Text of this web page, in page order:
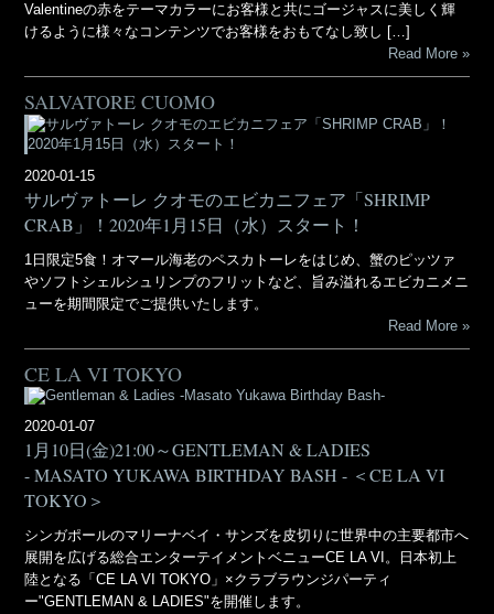
Valentineの赤をテーマカラーにお客様と共にゴージャスに美しく輝
けるように様々なコンテンツでお客様をおもてなし致し […]
Read More
SALVATORE CUOMO
2020-01-15
サルヴァトーレ クオモのエビカニフェア「SHRIMP
CRAB」！2020年1月15日（水）スタート！
1日限定5食！オマール海老のペスカトーレをはじめ、蟹のピッツァ
やソフトシェルシュリンプのフリットなど、旨み溢れるエビカニメニ
ューを期間限定でご提供いたします。
Read More
CE LA VI TOKYO
2020-01-07
1月10日(金)21:00～GENTLEMAN & LADIES
- MASATO YUKAWA BIRTHDAY BASH - ＜CE LA VI
TOKYO＞
シンガポールのマリーナベイ・サンズを皮切りに世界中の主要都市へ
展開を広げる総合エンターテイメントベニューCE LA VI。日本初上
陸となる「CE LA VI TOKYO」×クラブラウンジパーティ
ー"GENTLEMAN & LADIES"を開催します。